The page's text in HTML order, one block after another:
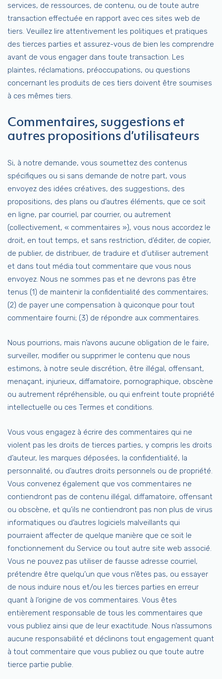
services, de ressources, de contenu, ou de toute autre
transaction effectuée en rapport avec ces sites web de
tiers. Veuillez lire attentivement les politiques et pratiques
des tierces parties et assurez-vous de bien les comprendre
avant de vous engager dans toute transaction. Les
plaintes, réclamations, préoccupations, ou questions
concernant les produits de ces tiers doivent être soumises
à ces mêmes tiers.
Commentaires, suggestions et
autres propositions d’utilisateurs
Si, à notre demande, vous soumettez des contenus
spécifiques ou si sans demande de notre part, vous
envoyez des idées créatives, des suggestions, des
propositions, des plans ou d’autres éléments, que ce soit
en ligne, par courriel, par courrier, ou autrement
(collectivement, « commentaires »), vous nous accordez le
droit, en tout temps, et sans restriction, d’éditer, de copier,
de publier, de distribuer, de traduire et d’utiliser autrement
et dans tout média tout commentaire que vous nous
envoyez. Nous ne sommes pas et ne devrons pas être
tenus (1) de maintenir la confidentialité des commentaires;
(2) de payer une compensation à quiconque pour tout
commentaire fourni; (3) de répondre aux commentaires.
Nous pourrions, mais n’avons aucune obligation de le faire,
surveiller, modifier ou supprimer le contenu que nous
estimons, à notre seule discrétion, être illégal, offensant,
menaçant, injurieux, diffamatoire, pornographique, obscène
ou autrement répréhensible, ou qui enfreint toute propriété
intellectuelle ou ces Termes et conditions.
Vous vous engagez à écrire des commentaires qui ne
violent pas les droits de tierces parties, y compris les droits
d’auteur, les marques déposées, la confidentialité, la
personnalité, ou d’autres droits personnels ou de propriété.
Vous convenez également que vos commentaires ne
contiendront pas de contenu illégal, diffamatoire, offensant
ou obscène, et qu’ils ne contiendront pas non plus de virus
informatiques ou d’autres logiciels malveillants qui
pourraient affecter de quelque manière que ce soit le
fonctionnement du Service ou tout autre site web associé.
Vous ne pouvez pas utiliser de fausse adresse courriel,
prétendre être quelqu’un que vous n’êtes pas, ou essayer
de nous induire nous et/ou les tierces parties en erreur
quant à l’origine de vos commentaires. Vous êtes
entièrement responsable de tous les commentaires que
vous publiez ainsi que de leur exactitude. Nous n’assumons
aucune responsabilité et déclinons tout engagement quant
à tout commentaire que vous publiez ou que toute autre
tierce partie publie.